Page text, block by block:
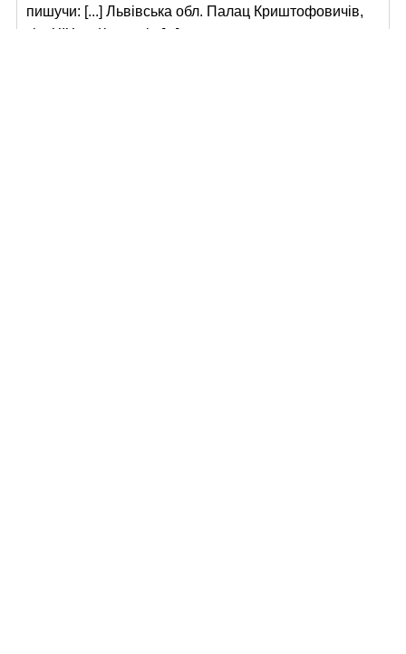
пишучи: [...] Львівська обл. Палац Криштофовичів,
кін. ХІХ ст. Карапчів [...]